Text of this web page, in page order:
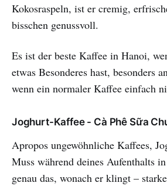
Kokosraspeln, ist er cremig,
bisschen genussvoll.
Es ist der beste Kaffee in Hanoi,
etwas Besonderes hast, besonders
wenn ein normaler Kaffee einfach
Joghurt-Kaffee - Cà Phê Sữa
Apropos ungewöhnliche Kaffees,
Muss während deines Aufenthalts
genau das, wonach er klingt –